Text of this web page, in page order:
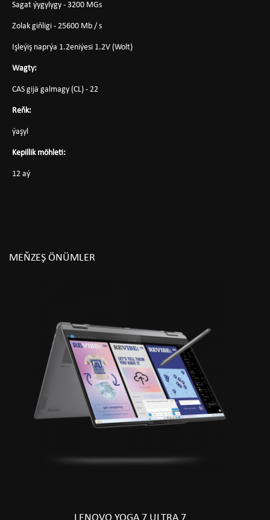
Sagat ýygylygy - 3200 MGs
Zolak giňligi - 25600 Mb / s
Işleýiş naprýa 1.2eniýesi 1.2V (Wolt)
Wagty:
CAS gijä galmagy (CL) - 22
Reňk:
ýaşyl
Kepillik möhleti:
12 aý
MEŇZEŞ ÖNÜMLER